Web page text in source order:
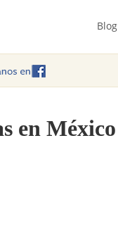
Blog
en México